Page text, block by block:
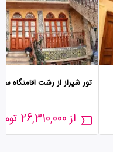
تور شیراز از رشت اقامتگاه
از 26,310,000 تومان